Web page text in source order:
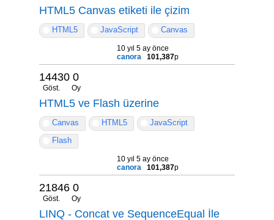
HTML5 Canvas etiketi ile çizim
HTML5 JavaScript Canvas
10 yıl 5 ay önce
canora
101,387p
14430
Göst.
0
Oy
HTML5 ve Flash üzerine
Canvas HTML5
JavaScript
Flash
10 yıl 5 ay önce
canora
101,387p
21846
Göst.
0
Oy
LINQ - Concat ve SequenceEqual İle